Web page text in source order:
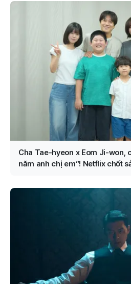
Cha Tae-hyeon x Eom Ji-won,
năm anh chị em”! Netflix chốt